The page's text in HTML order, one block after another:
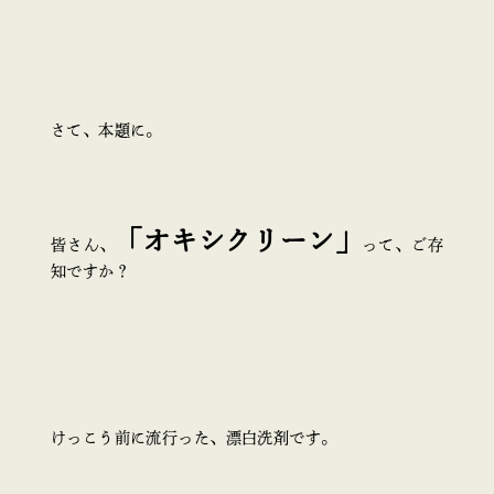
さて、本題に。
皆さん、 「オキシクリーン」
って、ご存
知ですか？
けっこう前に流行った、漂白洗剤です。